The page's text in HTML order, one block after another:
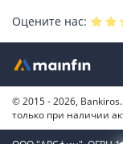
Оцените нас:
© 2015 - 2026,
только при наличии